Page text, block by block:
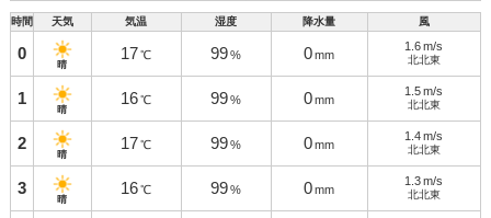
時間 天気 気温 湿度 降水量 風
0
晴
17 ℃ 99 % 0 mm
1.6 m/s
北北東
1
晴
16 ℃ 99 % 0 mm
1.5 m/s
北北東
2
晴
17 ℃ 99 % 0 mm
1.4 m/s
北北東
3
晴
16 ℃ 99 % 0 mm
1.3 m/s
北北東